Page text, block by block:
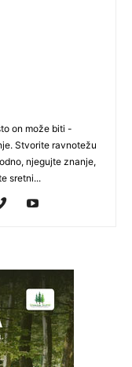
on može biti -
Stvorite ravnotežu
njegujte znanje,
sretni...